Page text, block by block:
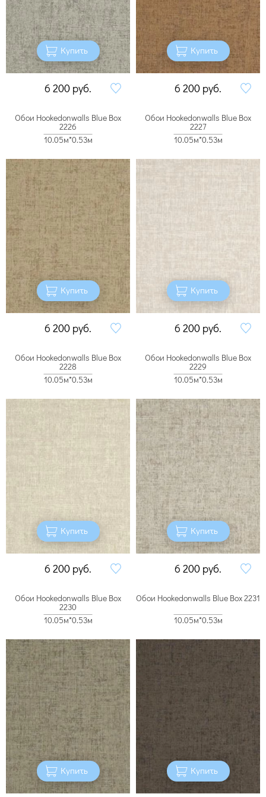
Купить
6 200 руб.
Купить
6 200 руб.
Обои Hookedonwalls Blue Box
2226
10.05м*0.53м
Купить
6 200 руб.
Обои Hookedonwalls Blue Box
2227
10.05м*0.53м
Купить
6 200 руб.
Обои Hookedonwalls Blue Box
2228
10.05м*0.53м
Купить
6 200 руб.
Обои Hookedonwalls Blue Box
2229
10.05м*0.53м
Купить
6 200 руб.
Обои Hookedonwalls Blue Box
2230
10.05м*0.53м
Купить
Обои Hookedonwalls Blue Box 2231
10.05м*0.53м
Купить